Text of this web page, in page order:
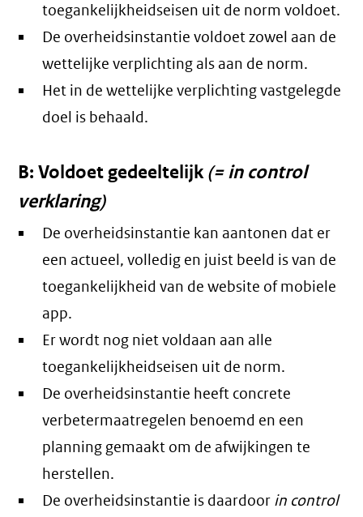
toegankelijkheidseisen uit de norm voldoet.
De overheidsinstantie voldoet zowel aan de
wettelijke verplichting als aan de norm.
Het in de wettelijke verplichting vastgelegde
doel is behaald.
B: Voldoet gedeeltelijk(= in control
verklaring)
De overheidsinstantie kan aantonen dat er
een actueel, volledig en juist beeld is van de
toegankelijkheid van de website of mobiele
app.
Er wordt nog niet voldaan aan alle
toegankelijkheidseisen uit de norm.
De overheidsinstantie heeft concrete
verbetermaatregelen benoemd en een
planning gemaakt om de afwijkingen te
herstellen.
De overheidsinstantie is daardoor in control